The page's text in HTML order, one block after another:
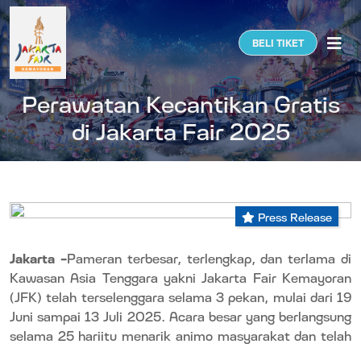
BELI TIKET
Perawatan Kecantikan Gratis
di Jakarta Fair 2025
Press Release
Jakarta –Pameran terbesar, terlengkap, dan terlama di
Kawasan Asia Tenggara yakni Jakarta Fair Kemayoran
(JFK) telah terselenggara selama 3 pekan, mulai dari 19
Juni sampai 13 Juli 2025. Acara besar yang berlangsung
selama 25 hariitu menarik animo masyarakat dan telah